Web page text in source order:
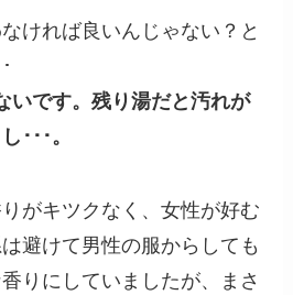
ければ良いんじゃない？と
いです。残り湯だと汚れが
･･･。
がキツクなく、女性が好む
避けて男性の服からしても
りにしていましたが、まさ